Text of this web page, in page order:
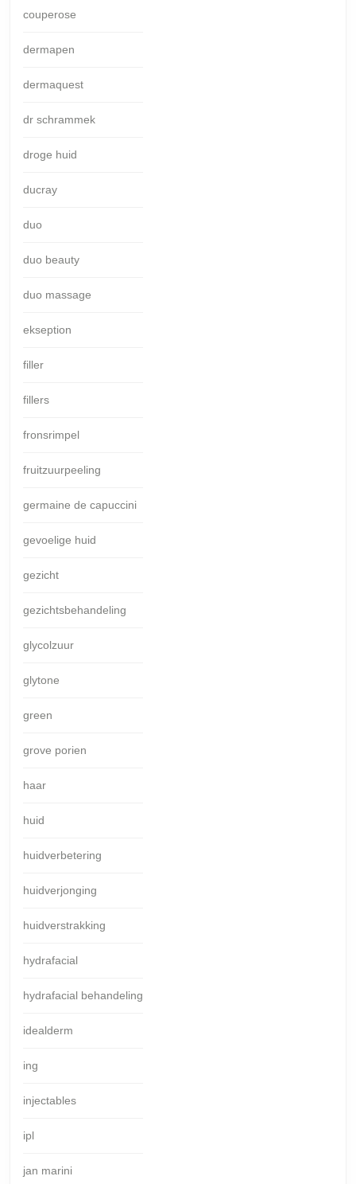
couperose
dermapen
dermaquest
dr schrammek
droge huid
ducray
duo
duo beauty
duo massage
ekseption
filler
fillers
fronsrimpel
fruitzuurpeeling
germaine de capuccini
gevoelige huid
gezicht
gezichtsbehandeling
glycolzuur
glytone
green
grove porien
haar
huid
huidverbetering
huidverjonging
huidverstrakking
hydrafacial
hydrafacial behandeling
idealderm
ing
injectables
ipl
jan marini